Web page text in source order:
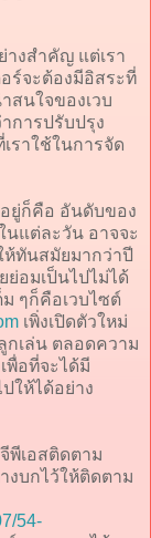
างสำคัญ แต่เรา
ร์จะต้องมีอิสระที่
สนใจของเวบ
การปรับปรุง
ราใช้ในการจัด
ยู่ก็คือ อันดับของ
นแต่ละวัน อาจจะ
ห้ทันสมัยมากว่าปี
อมเป็นไปไม่ได้
ๆก็คือเวบไซต์
เพิ่งเปิดตัวใหม่
กเล่น ตลอดความ
พื่อที่จะได้มี
ให้ได้อย่าง
พีเอสติดตาม
งบกไว้ให้ติดตาม
54-